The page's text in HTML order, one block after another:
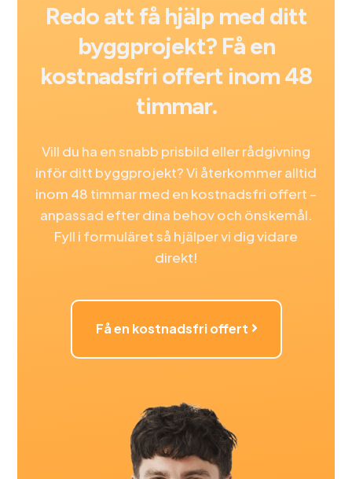
Redo att få hjälp med ditt
byggprojekt? Få en
kostnadsfri offert inom 48
timmar.
Vill du ha en snabb prisbild eller rådgivning
inför ditt byggprojekt? Vi återkommer alltid
inom 48 timmar med en kostnadsfri offert –
anpassad efter dina behov och önskemål.
Fyll i formuläret så hjälper vi dig vidare
direkt!
Få en kostnadsfri offert